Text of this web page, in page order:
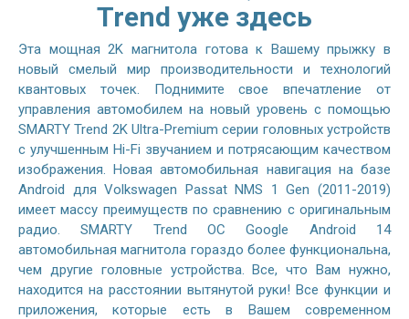
Trend уже здесь
Эта мощная 2K магнитола готова к Вашему прыжку в
новый смелый мир производительности и технологий
квантовых точек. Поднимите свое впечатление от
управления автомобилем на новый уровень с помощью
SMARTY Trend 2K Ultra-Premium серии головных устройств
с улучшенным Hi-Fi звучанием и потрясающим качеством
изображения. Новая автомобильная навигация на базе
Android для Volkswagen Passat NMS 1 Gen (2011-2019)
имеет массу преимуществ по сравнению с оригинальным
радио. SMARTY Trend ОС Google Android 14
автомобильная магнитола гораздо более функциональна,
чем другие головные устройства. Все, что Вам нужно,
находится на расстоянии вытянутой руки! Все функции и
приложения, которые есть в Вашем современном